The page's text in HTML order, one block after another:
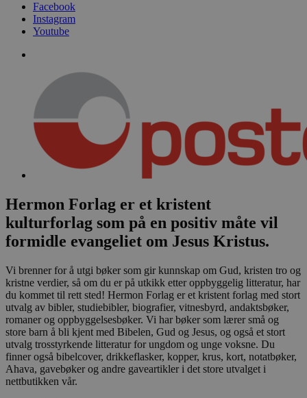
Facebook
Instagram
Youtube
Hermon Forlag er et kristent
kulturforlag som på en positiv måte vil
formidle evangeliet om Jesus Kristus.
Vi brenner for å utgi bøker som gir kunnskap om Gud, kristen tro og
kristne verdier, så om du er på utkikk etter oppbyggelig litteratur, har
du kommet til rett sted! Hermon Forlag er et kristent forlag med stort
utvalg av bibler, studiebibler, biografier, vitnesbyrd, andaktsbøker,
romaner og oppbyggelsesbøker. Vi har bøker som lærer små og
store barn å bli kjent med Bibelen, Gud og Jesus, og også et stort
utvalg trosstyrkende litteratur for ungdom og unge voksne. Du
finner også bibelcover, drikkeflasker, kopper, krus, kort, notatbøker,
Ahava, gavebøker og andre gaveartikler i det store utvalget i
nettbutikken vår.